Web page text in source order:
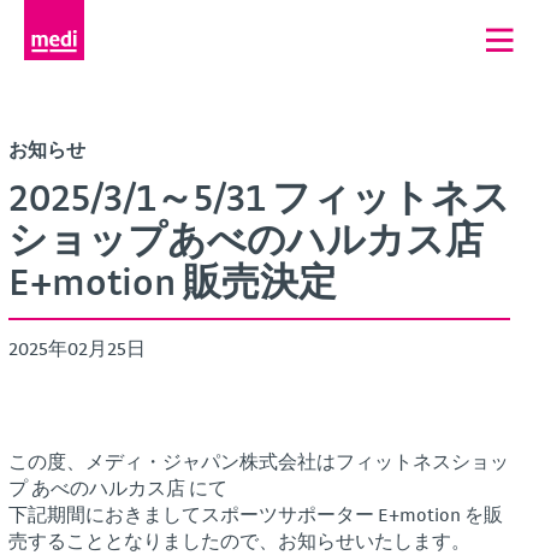
お知らせ
2025/3/1～5/31 フィットネス
ショップあべのハルカス店
E+motion 販売決定
2025年02月25日
この度、メディ・ジャパン株式会社はフィットネスショッ
プ あべのハルカス店 にて
下記期間におきましてスポーツサポーター E+motion を販
売することとなりましたので、お知らせいたします。